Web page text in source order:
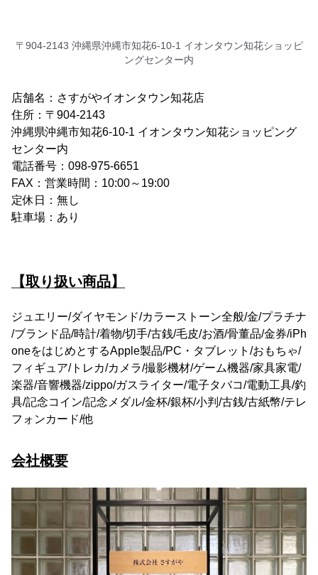
〒904-2143 沖縄県沖縄市知花6-10‐1 イオンタウン知花ショッピ
ングセンター内
店舗名：さすがやイオンタウン知花店
住所：〒904-2143
沖縄県沖縄市知花6-10‐1 イオンタウン知花ショッピング
センター内
電話番号：098-975-6651
FAX：営業時間：10:00～19:00
定休日：無し
駐車場：あり
【取り扱い商品】
ジュエリー/ダイヤモンド/カラーストーン全般/金/プラチナ
/ブランド品/時計/着物/切手/古銭/毛皮/お酒/骨董品/金券/iPh
oneをはじめとするApple製品/PC・タブレット/おもちゃ/
フィギュア/トレカ/カメラ/撮影機材/ゲーム機器/家具家電/
楽器/音響機器/zippo/ガスライター/電子タバコ/電動工具/釣
具/記念コイン/記念メダル/金杯/銀杯/小判/古銭/古紙幣/テレ
フォンカード/他
会社概要